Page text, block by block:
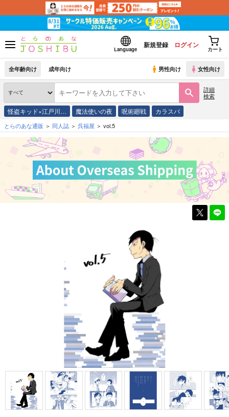
Language
新規登録 ログイン
カート
全年齢向け 成年向け 男性向け 女性向け
詳細
検索
怪盗キッド×江戸川… 魔法使いの夜 呪術廻戦 カラスバ
とらのあな通販 同人誌 呉福屋 vol.5